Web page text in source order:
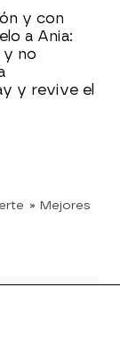
y con
a Ania:
y no
y revive el
» Mejores